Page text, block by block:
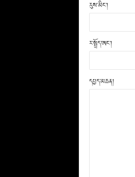
རུས་མིང་།
ར་སྤྲོད་ཨང་།
དཔྱད་མཆན།